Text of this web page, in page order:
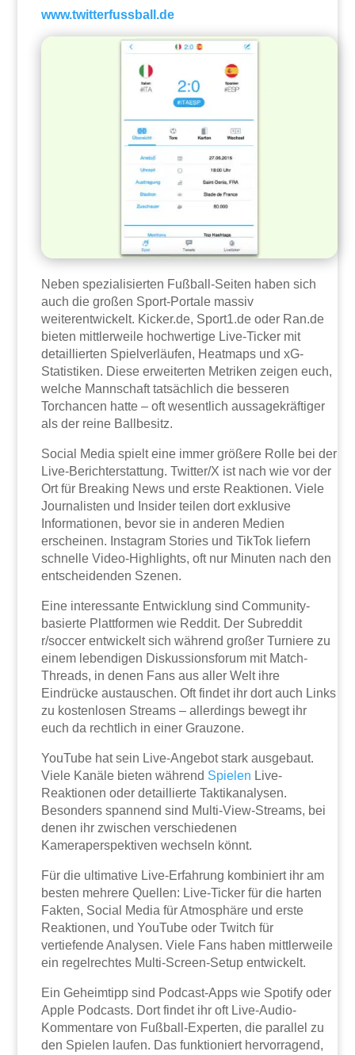
www.twitterfussball.de
Neben spezialisierten Fußball-Seiten haben sich
auch die großen Sport-Portale massiv
weiterentwickelt. Kicker.de, Sport1.de oder Ran.de
bieten mittlerweile hochwertige Live-Ticker mit
detaillierten Spielverläufen, Heatmaps und xG-
Statistiken. Diese erweiterten Metriken zeigen euch,
welche Mannschaft tatsächlich die besseren
Torchancen hatte – oft wesentlich aussagekräftiger
als der reine Ballbesitz.
Social Media spielt eine immer größere Rolle bei der
Live-Berichterstattung. Twitter/X ist nach wie vor der
Ort für Breaking News und erste Reaktionen. Viele
Journalisten und Insider teilen dort exklusive
Informationen, bevor sie in anderen Medien
erscheinen. Instagram Stories und TikTok liefern
schnelle Video-Highlights, oft nur Minuten nach den
entscheidenden Szenen.
Eine interessante Entwicklung sind Community-
basierte Plattformen wie Reddit. Der Subreddit
r/soccer entwickelt sich während großer Turniere zu
einem lebendigen Diskussionsforum mit Match-
Threads, in denen Fans aus aller Welt ihre
Eindrücke austauschen. Oft findet ihr dort auch Links
zu kostenlosen Streams – allerdings bewegt ihr
euch da rechtlich in einer Grauzone.
YouTube hat sein Live-Angebot stark ausgebaut.
Viele Kanäle bieten während Spielen Live-
Reaktionen oder detaillierte Taktikanalysen.
Besonders spannend sind Multi-View-Streams, bei
denen ihr zwischen verschiedenen
Kameraperspektiven wechseln könnt.
Für die ultimative Live-Erfahrung kombiniert ihr am
besten mehrere Quellen: Live-Ticker für die harten
Fakten, Social Media für Atmosphäre und erste
Reaktionen, und YouTube oder Twitch für
vertiefende Analysen. Viele Fans haben mittlerweile
ein regelrechtes Multi-Screen-Setup entwickelt.
Ein Geheimtipp sind Podcast-Apps wie Spotify oder
Apple Podcasts. Dort findet ihr oft Live-Audio-
Kommentare von Fußball-Experten, die parallel zu
den Spielen laufen. Das funktioniert hervorragend,